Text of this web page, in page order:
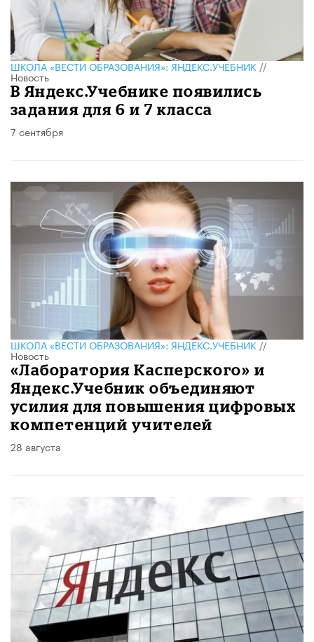
ШКОЛА «ВЕСТИ ОБРАЗОВАНИЯ»: ЯНДЕКС.УЧЕБНИК//
Новость
В Яндекс.Учебнике появились
задания для 6 и 7 класса
7 сентября
ШКОЛА «ВЕСТИ ОБРАЗОВАНИЯ»: ЯНДЕКС.УЧЕБНИК//
Новость
«Лаборатория Касперского» и
Яндекс.Учебник объединяют
усилия для повышения цифровых
компетенций учителей
28 августа